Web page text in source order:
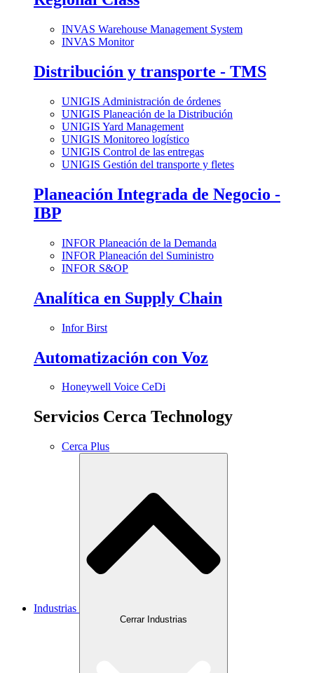
INVAS Warehouse Management System
INVAS Monitor
Distribución y transporte - TMS
UNIGIS Administración de órdenes
UNIGIS Planeación de la Distribución
UNIGIS Yard Management
UNIGIS Monitoreo logístico
UNIGIS Control de las entregas
UNIGIS Gestión del transporte y fletes
Planeación Integrada de Negocio -
IBP
INFOR Planeación de la Demanda
INFOR Planeación del Suministro
INFOR S&OP
Analítica en Supply Chain
Infor Birst
Automatización con Voz
Honeywell Voice CeDi
Servicios Cerca Technology
Cerca Plus
Industrias
Cerrar Industrias